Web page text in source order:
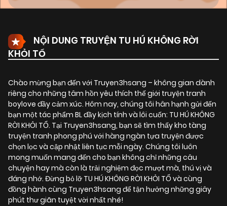
NỘI DUNG TRUYỆN TU HÚ KHÔNG RỜI
KHỎI TỔ
Chào mừng bạn đến với Truyen3hsang – không gian dành
riêng cho những tâm hồn yêu thích thế giới truyện tranh
boylove đầy cảm xúc. Hôm nay, chúng tôi hân hạnh gửi đến
bạn một tác phẩm BL đầy kịch tính và lôi cuốn: TU HÚ KHÔNG
RỜI KHỎI TỔ. Tại Truyen3hsang, bạn sẽ tìm thấy kho tàng
truyện tranh phong phú với hàng ngàn tựa truyện được
chọn lọc và cập nhật liên tục mỗi ngày. Chúng tôi luôn
mong muốn mang đến cho bạn không chỉ những câu
chuyện hay mà còn là trải nghiệm đọc mượt mà, thú vị và
đáng nhớ. Đừng bỏ lỡ TU HÚ KHÔNG RỜI KHỎI TỔ và cùng
đồng hành cùng Truyen3hsang để tận hưởng những giây
phút thư giãn tuyệt vời nhất nhé!